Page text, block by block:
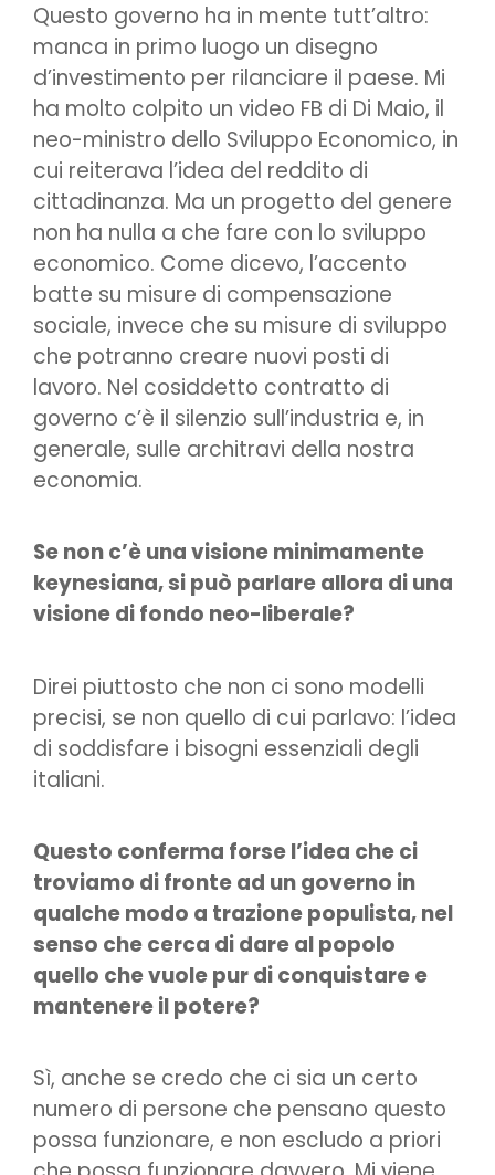
Questo governo ha in mente tutt’altro:
manca in primo luogo un disegno
d’investimento per rilanciare il paese. Mi
ha molto colpito un video FB di Di Maio, il
neo-ministro dello Sviluppo Economico, in
cui reiterava l’idea del reddito di
cittadinanza. Ma un progetto del genere
non ha nulla a che fare con lo sviluppo
economico. Come dicevo, l’accento
batte su misure di compensazione
sociale, invece che su misure di sviluppo
che potranno creare nuovi posti di
lavoro. Nel cosiddetto contratto di
governo c’è il silenzio sull’industria e, in
generale, sulle architravi della nostra
economia.
Se non c’è una visione minimamente
keynesiana, si può parlare allora di una
visione di fondo neo-liberale?
Direi piuttosto che non ci sono modelli
precisi, se non quello di cui parlavo: l’idea
di soddisfare i bisogni essenziali degli
italiani.
Questo conferma forse l’idea che ci
troviamo di fronte ad un governo in
qualche modo a trazione populista, nel
senso che cerca di dare al popolo
quello che vuole pur di conquistare e
mantenere il potere?
Sì, anche se credo che ci sia un certo
numero di persone che pensano questo
possa funzionare, e non escludo a priori